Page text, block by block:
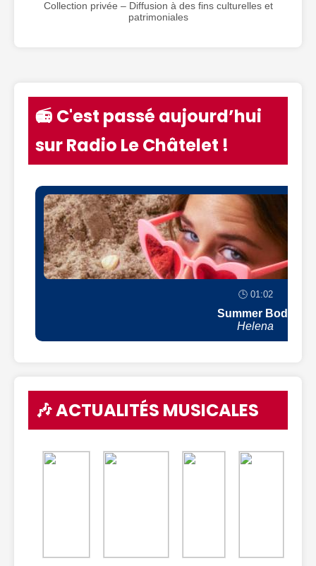
Collection privée – Diffusion à des fins culturelles et
patrimoniales
📻 C'est passé aujourd’hui
sur Radio Le Châtelet !
🕒 01:02
Summer Body
Helena
🎶 ACTUALITÉS MUSICALES